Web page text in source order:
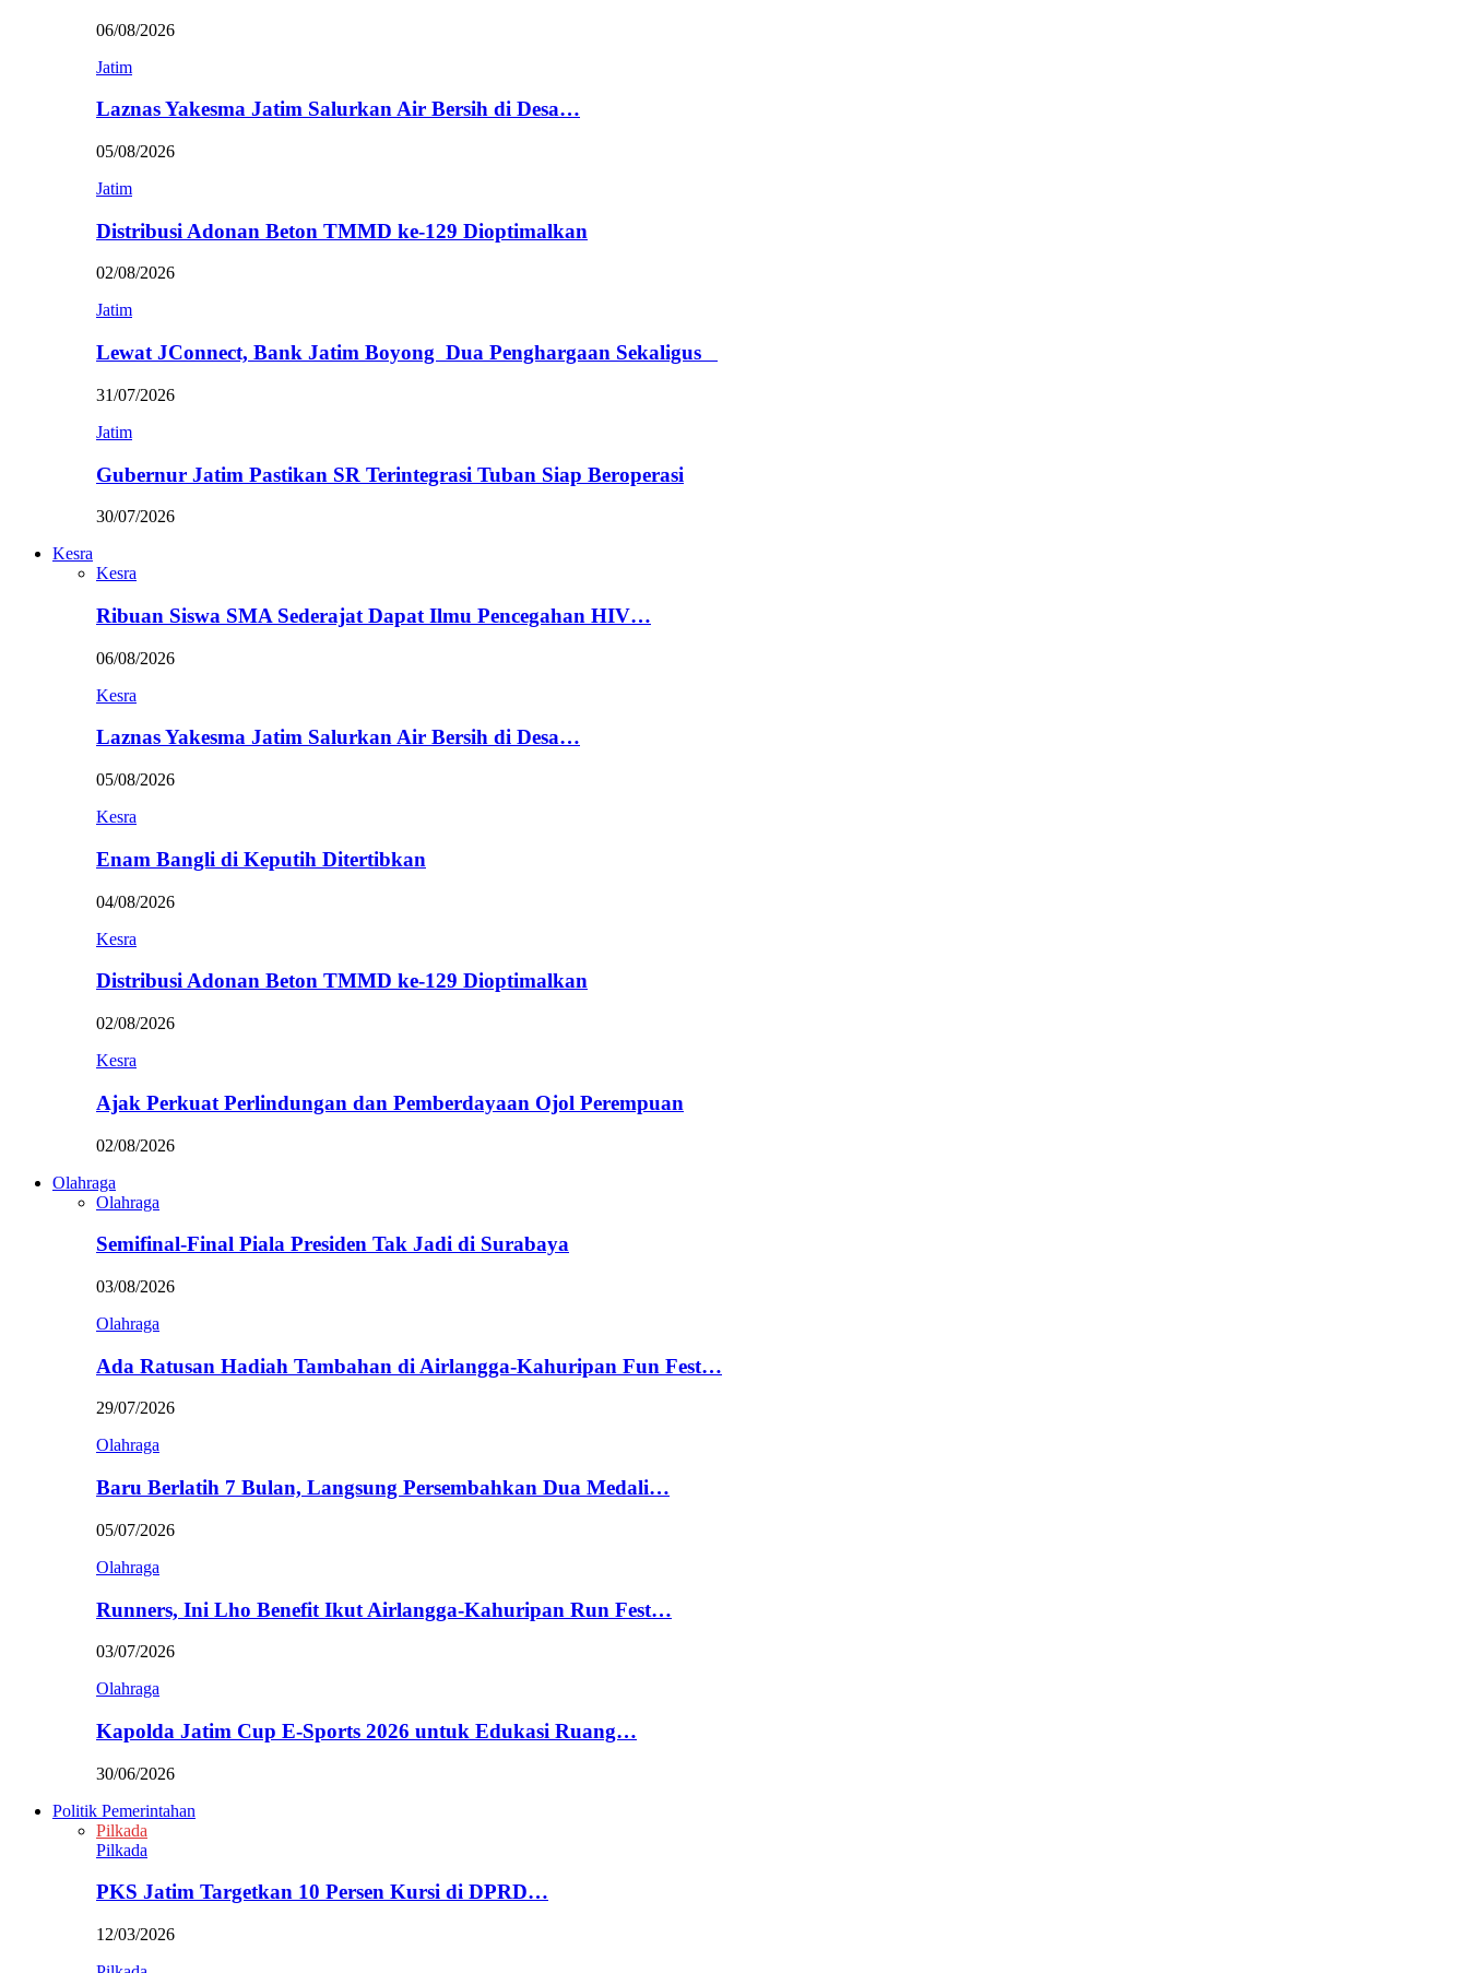
06/08/2026
Jatim
Laznas Yakesma Jatim Salurkan Air Bersih di Desa…
05/08/2026
Jatim
Distribusi Adonan Beton TMMD ke-129 Dioptimalkan
02/08/2026
Jatim
Lewat JConnect, Bank Jatim Boyong Dua Penghargaan Sekaligus
31/07/2026
Jatim
Gubernur Jatim Pastikan SR Terintegrasi Tuban Siap Beroperasi
30/07/2026
Kesra
Kesra
Ribuan Siswa SMA Sederajat Dapat Ilmu Pencegahan HIV…
06/08/2026
Kesra
Laznas Yakesma Jatim Salurkan Air Bersih di Desa…
05/08/2026
Kesra
Enam Bangli di Keputih Ditertibkan
04/08/2026
Kesra
Distribusi Adonan Beton TMMD ke-129 Dioptimalkan
02/08/2026
Kesra
Ajak Perkuat Perlindungan dan Pemberdayaan Ojol Perempuan
02/08/2026
Olahraga
Olahraga
Semifinal-Final Piala Presiden Tak Jadi di Surabaya
03/08/2026
Olahraga
Ada Ratusan Hadiah Tambahan di Airlangga-Kahuripan Fun Fest…
29/07/2026
Olahraga
Baru Berlatih 7 Bulan, Langsung Persembahkan Dua Medali…
05/07/2026
Olahraga
Runners, Ini Lho Benefit Ikut Airlangga-Kahuripan Run Fest…
03/07/2026
Olahraga
Kapolda Jatim Cup E-Sports 2026 untuk Edukasi Ruang…
30/06/2026
Politik Pemerintahan
Pilkada
Pilkada
PKS Jatim Targetkan 10 Persen Kursi di DPRD…
12/03/2026